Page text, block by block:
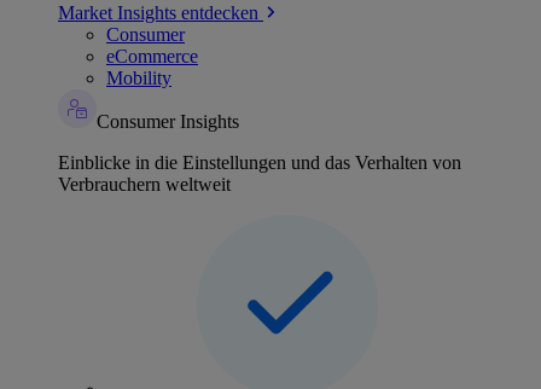
Market Insights entdecken
Consumer
eCommerce
Mobility
Consumer Insights
Einblicke in die Einstellungen und das Verhalten von
Verbrauchern weltweit